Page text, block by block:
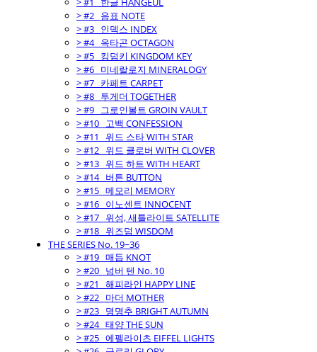
> #2_ 음표 NOTE
> #3_ 인덱스 INDEX
> #4_ 옥타곤 OCTAGON
> #5_ 킹덤키 KINGDOM KEY
> #6_ 미네랄로지 MINERALOGY
> #7_ 카페트 CARPET
> #8_ 투게더 TOGETHER
> #9_ 그로인볼트 GROIN VAULT
> #10_ 고백 CONFESSION
> #11_ 위드 스타 WITH STAR
> #12_ 위드 클로버 WITH CLOVER
> #13_ 위드 하트 WITH HEART
> #14_ 버튼 BUTTON
> #15_ 메모리 MEMORY
> #16_ 이노센트 INNOCENT
> #17_ 위성, 새틀라이트 SATELLITE
> #18_ 위즈덤 WISDOM
THE SERIES No. 19~36
> #19_ 매듭 KNOT
> #20_ 넘버 텐 No. 10
> #21_ 해피라인 HAPPY LINE
> #22_ 마더 MOTHER
> #23_ 명명추 BRIGHT AUTUMN
> #24_ 태양 THE SUN
> #25_ 에펠라이츠 EIFFEL LIGHTS